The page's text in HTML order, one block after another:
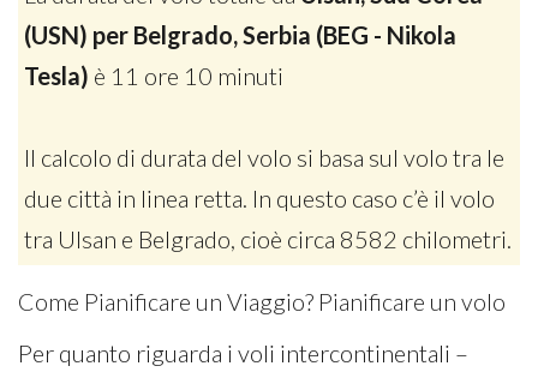
(USN) per Belgrado, Serbia (BEG - Nikola
Tesla) è 11 ore 10 minuti
Il calcolo di durata del volo si basa sul volo tra le
due città in linea retta. In questo caso c’è il volo
tra Ulsan e Belgrado, cioè circa 8582 chilometri.
Come Pianificare un Viaggio? Pianificare un volo
Per quanto riguarda i voli intercontinentali –